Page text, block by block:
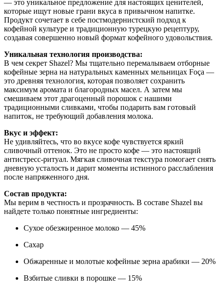
— это уникальное предложение для настоящих ценителей,
которые ищут новые грани вкуса в привычном напитке.
Продукт сочетает в себе постмодернистский подход к
кофейной культуре и традиционную турецкую рецептуру,
создавая совершенно новый формат кофейного удовольствия.
Уникальная технология производства:
В чем секрет Shazel? Мы тщательно перемалываем отборные
кофейные зерна на натуральных каменных мельницах Foça —
это древняя технология, которая позволяет сохранить
максимум аромата и благородных масел. А затем мы
смешиваем этот драгоценный порошок с нашими
традиционными сливками, чтобы подарить вам готовый
напиток, не требующий добавления молока.
Вкус и эффект:
Не удивляйтесь, что во вкусе кофе чувствуется яркий
сливочный оттенок. Это не просто кофе — это настоящий
антистресс-ритуал. Мягкая сливочная текстура помогает снять
дневную усталость и дарит моменты истинного расслабления
после напряженного дня.
Состав продукта:
Мы верим в честность и прозрачность. В составе Shazel вы
найдете только понятные ингредиенты:
Сухое обезжиренное молоко — 45%
Сахар
Обжаренные и молотые кофейные зерна арабики — 20%
Взбитые сливки в порошке — 15%